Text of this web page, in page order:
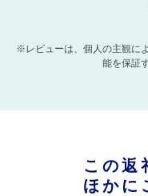
※レビューは、個人の主観に
能を保証
この返
ほかに